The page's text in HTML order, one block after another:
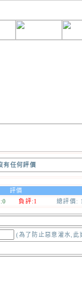
有任何評價
評價
負評:1 總評價:
(為了防止惡意灌水,此